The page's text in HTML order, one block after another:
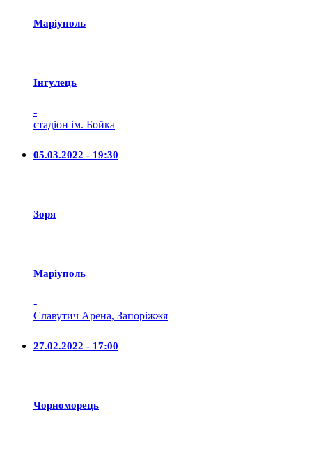
Маріуполь
Iнгулець
-
стадіон ім. Бойка
05.03.2022 - 19:30
Зоря
Маріуполь
-
Славутич Арена, Запоріжжя
27.02.2022 - 17:00
Чорноморець